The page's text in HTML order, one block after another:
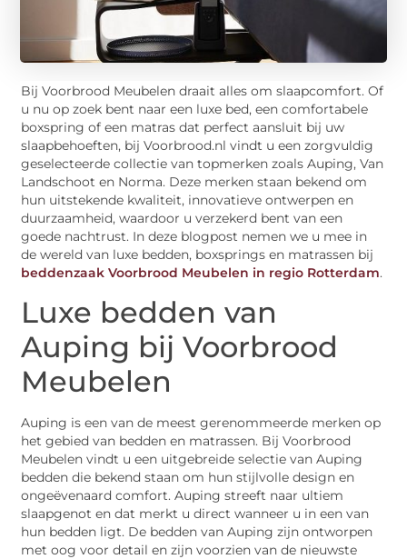
Bij Voorbrood Meubelen draait alles om slaapcomfort. Of
u nu op zoek bent naar een luxe bed, een comfortabele
boxspring of een matras dat perfect aansluit bij uw
slaapbehoeften, bij Voorbrood.nl vindt u een zorgvuldig
geselecteerde collectie van topmerken zoals Auping, Van
Landschoot en Norma. Deze merken staan bekend om
hun uitstekende kwaliteit, innovatieve ontwerpen en
duurzaamheid, waardoor u verzekerd bent van een
goede nachtrust. In deze blogpost nemen we u mee in
de wereld van luxe bedden, boxsprings en matrassen bij
beddenzaak Voorbrood Meubelen in regio Rotterdam.
Luxe bedden van
Auping bij Voorbrood
Meubelen
Auping is een van de meest gerenommeerde merken op
het gebied van bedden en matrassen. Bij Voorbrood
Meubelen vindt u een uitgebreide selectie van Auping
bedden die bekend staan om hun stijlvolle design en
ongeëvenaard comfort. Auping streeft naar ultiem
slaapgenot en dat merkt u direct wanneer u in een van
hun bedden ligt. De bedden van Auping zijn ontworpen
met oog voor detail en zijn voorzien van de nieuwste